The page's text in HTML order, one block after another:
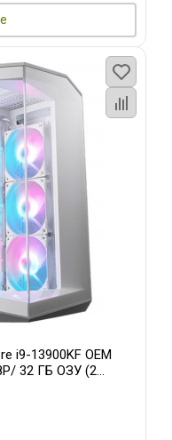
i9-13900KF OEM
32 ГБ ОЗУ (2
OC 16GB GDDR6